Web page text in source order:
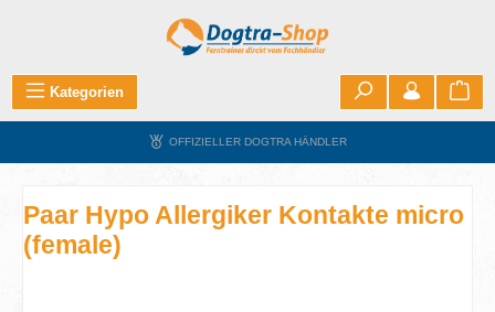
Zum Hauptinhalt springen
Kategorien
OFFIZIELLER DOGTRA HÄNDLER
Paar Hypo Allergiker Kontakte micro
(female)